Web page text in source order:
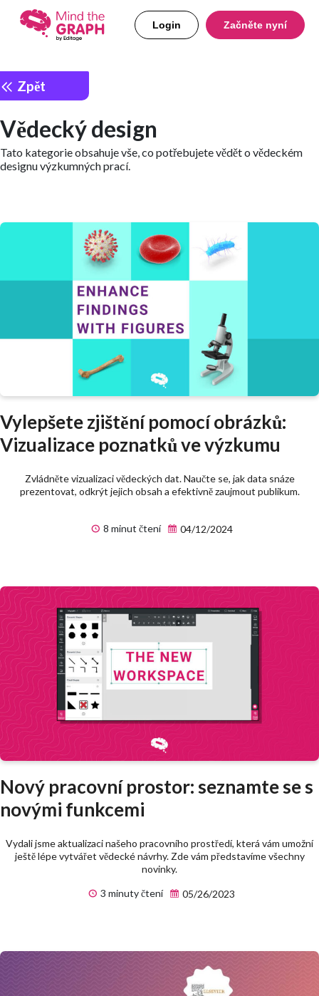
Login Začněte nyní
Zpět
Vědecký design
Tato kategorie obsahuje vše, co potřebujete vědět o vědeckém
designu výzkumných prací.
Vylepšete zjištění pomocí obrázků:
Vizualizace poznatků ve výzkumu
Zvládněte vizualizaci vědeckých dat. Naučte se, jak data snáze
prezentovat, odkrýt jejich obsah a efektivně zaujmout publikum.
8 minut čtení 04/12/2024
Nový pracovní prostor: seznamte se s
novými funkcemi
Vydali jsme aktualizaci našeho pracovního prostředí, která vám umožní
ještě lépe vytvářet vědecké návrhy. Zde vám představíme všechny
novinky.
3 minuty čtení
05/26/2023